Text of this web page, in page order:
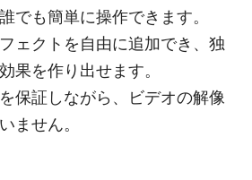
でも簡単に操作できます。
ェクトを自由に追加でき、独
果を作り出せます。
保証しながら、ビデオの解像
ません。